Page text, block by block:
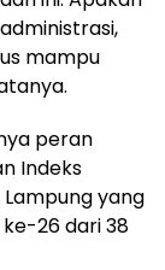
mampu
peran
Indeks
yang
26 dari 38